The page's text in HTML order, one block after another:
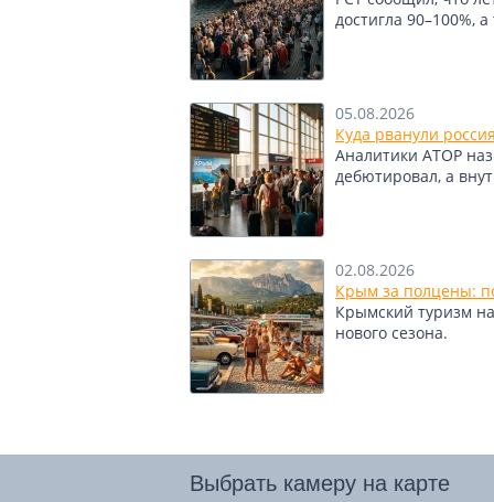
достигла 90–100%,
05.08.2026
Куда рванули
Аналитики АТОР
дебютировал, а
02.08.2026
Крым за полцены:
Крымский туризм
нового сезона.
Выбрать камеру на карте